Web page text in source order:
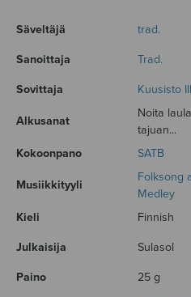
Säveltäjä trad.
Sanoittaja Trad.
Sovittaja Kuusisto
Alkusanat
Noita
tajuan...
Kokoonpano
SATB
Musiikkityyli
Folksong
Medley
Kieli
Finnish
Julkaisija Sulasol
Paino 25 g